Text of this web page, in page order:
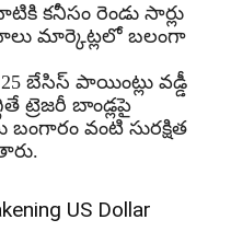
కనీసం రెండు సార్లు
మార్కెట్లలో బలంగా
బేసిస్ పాయింట్లు వడ్డీ
ట్రెజరీ బాండ్లపై
బంగారం వంటి సురక్షిత
US Dollar